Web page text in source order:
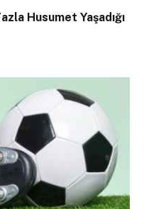
Husumet Yaşadığı